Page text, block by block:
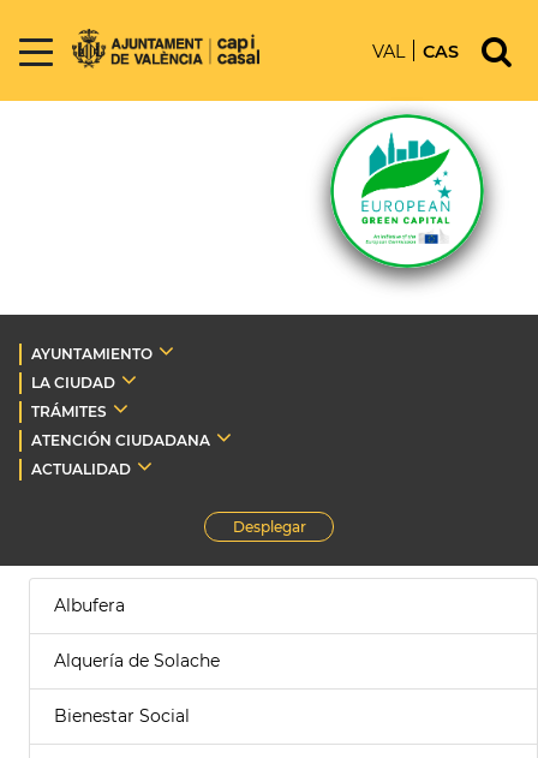
VAL CAS
AYUNTAMIENTO
LA CIUDAD
TRÁMITES
ATENCIÓN CIUDADANA
ACTUALIDAD
Desplegar
Albufera
Alquería de Solache
Bienestar Social